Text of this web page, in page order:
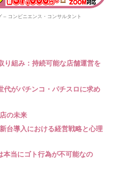
– コンビニエンス・コンサルタント
り組み：持続可能な店舗運営を
代がパチンコ・パチスロに求め
の未来
台導入における経営戦略と心理
本当にゴト行為が不可能なの